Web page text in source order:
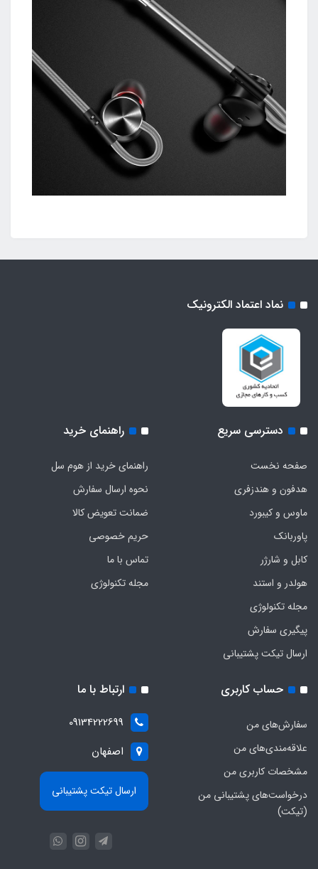
نماد اعتماد الکترونیک
دسترسی سریع
صفحه نخست
هدفون‌ و‌ هندزفری
ماوس و کیبورد
پاوربانک
کابل و شارژر
هولدر و استند
مجله تکنولوژی
پیگیری سفارش
ارسال تیکت پشتیبانی
راهنمای خرید
راهنمای خرید از هوم سل
نحوه ارسال سفارش
ضمانت تعویض کالا
حریم خصوصی
تماس با ما
مجله تکنولوژی
حساب کاربری
سفارش‌های من
علاقه‌مندی‌های من
مشخصات کاربری من
درخواست‌های پشتیبانی من
(تیکت)
ارتباط با ما
09134222699
اصفهان
ارسال تیکت پشتیبانی